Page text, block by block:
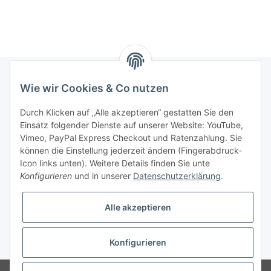
Gesetzliche Informationen
Vertrag widerrufen
* Alle Preise zzgl. gesetzlicher USt., zzgl.Versand
Wie wir Cookies & Co nutzen
Durch Klicken auf „Alle akzeptieren“ gestatten Sie den
Einsatz folgender Dienste auf unserer Website: YouTube,
Vimeo, PayPal Express Checkout und Ratenzahlung. Sie
können die Einstellung jederzeit ändern (Fingerabdruck-
Icon links unten). Weitere Details finden Sie unte
Konfigurieren und in unserer Datenschutzerklärung.
Alle akzeptieren
Konfigurieren